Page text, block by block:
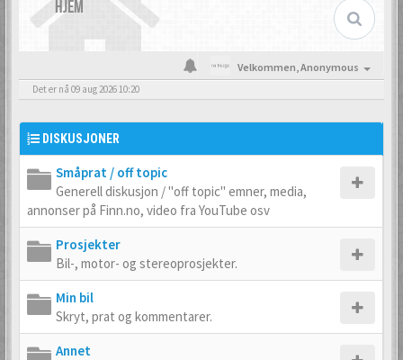
HJEM
Velkommen,Anonymous
Det er nå 09 aug 2026 10:20
DISKUSJONER
Småprat / off topic
Generell diskusjon / "off topic" emner, media,
annonser på Finn.no, video fra YouTube osv
Prosjekter
Bil-, motor- og stereoprosjekter.
Min bil
Skryt, prat og kommentarer.
Annet